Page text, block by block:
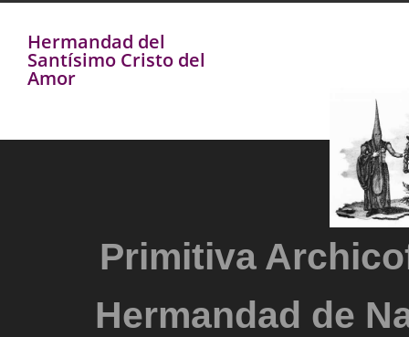
Hermandad del
Santísimo Cristo del
Amor
Primitiva
Hermandad de